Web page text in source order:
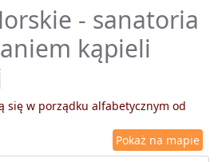
- sanatoria
kąpieli
się w porządku alfabetycznym od
Pokaż na mapie